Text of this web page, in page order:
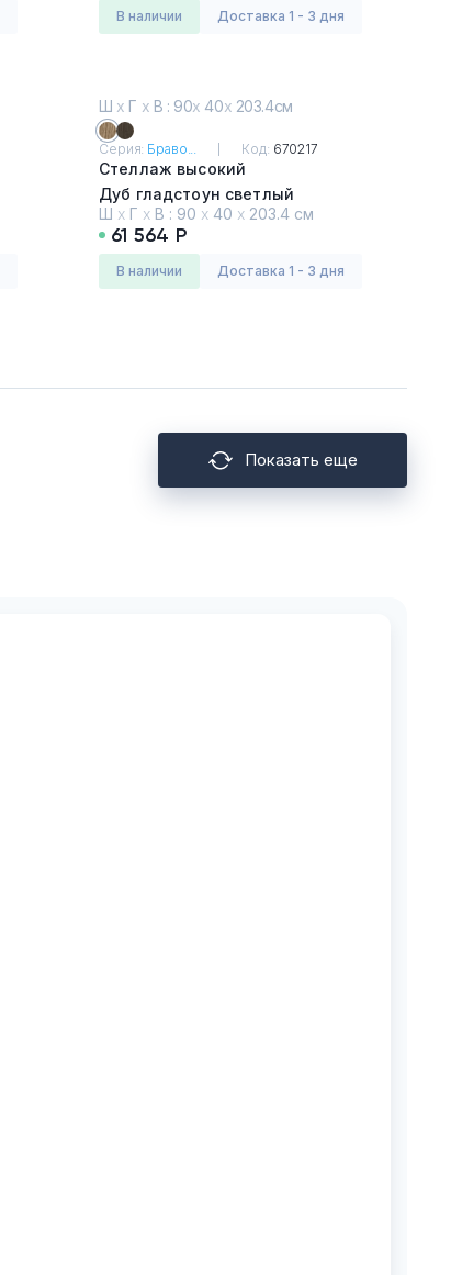
в наличии Доставка 1 - 3 дня
Ш х Г х В : 90х 40х 203.4см
Серия: Браво... Код: 670217
Стеллаж высокий
Дуб гладстоун светлый
Ш х Г х В : 90 х 40 х 203.4 см
61 564 Р
в наличии Доставка 1 - 3 дня
Показать еще